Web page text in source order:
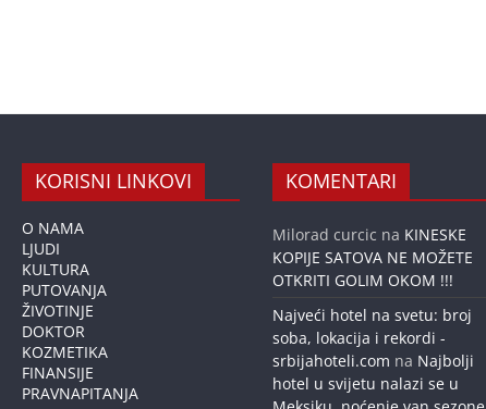
KORISNI LINKOVI
O NAMA
LJUDI
KULTURA
PUTOVANJA
ŽIVOTINJE
DOKTOR
KOZMETIKA
FINANSIJE
PRAVNAPITANJA
KOMENTARI
Milorad curcic na KINESKE
KOPIJE SATOVA NE MOŽETE
OTKRITI GOLIM OKOM !!!
Najveći hotel na svetu: broj
soba, lokacija i rekordi -
srbijahoteli.com na Najbolji
hotel u svijetu nalazi se u